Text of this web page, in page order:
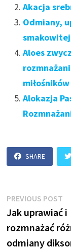
Akacja
Odmiany,
Aloes
Alokazja
SHARE
wpisu
PREVIOUS POST
Jak uprawiać i
rozmnażać
odmiany